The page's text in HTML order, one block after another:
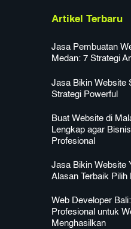
Artikel Terbaru
Jasa Pembuatan
Medan: 7 Strategi
Jasa Bikin Website
Strategi Powerful
Buat Website di
Lengkap agar
Profesional
Jasa Bikin Website
Alasan Terbaik Pilih
Web Developer
Profesional untuk
Menghasilkan